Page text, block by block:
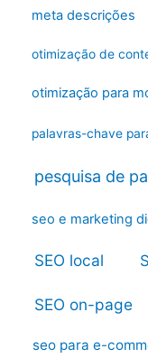
meta descrições
otimização de
otimização para
palavras-chave
pesquisa de
seo e marketing
SEO local
SEO on-page
seo para e-